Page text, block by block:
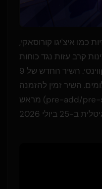
כמו איצ'יגו קורוסאקי,
קרב עזות נגד כוחות
הקווינסי. השיר החדש של 9Lana, שתואר כשיר רוק
השיר זמין להזמנה
מראש (pre-add/pre-save) גלובלית לפני יציאתו